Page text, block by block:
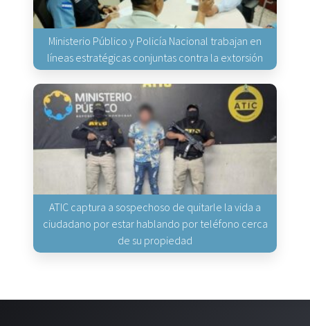
Ministerio Público y Policía Nacional trabajan en
líneas estratégicas conjuntas contra la extorsión
ATIC captura a sospechoso de quitarle la vida a
ciudadano por estar hablando por teléfono cerca
de su propiedad